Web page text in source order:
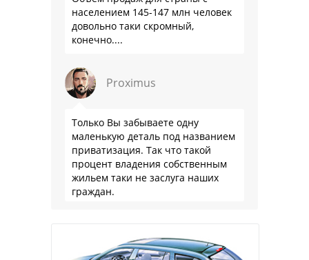
населением 145-147 млн человек
довольно таки скромный,
конечно....
Proximus
Только Вы забываете одну
маленькую деталь под названием
приватизация. Так что такой
процент владения собственным
жильем таки не заслуга наших
граждан.